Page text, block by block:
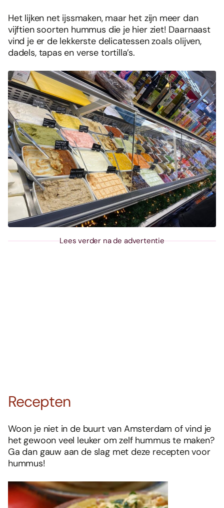
Het lijken net ijssmaken, maar het zijn meer dan
vijftien soorten hummus die je hier ziet! Daarnaast
vind je er de lekkerste delicatessen zoals olijven,
dadels, tapas en verse tortilla’s.
Lees verder na de advertentie
Recepten
Woon je niet in de buurt van Amsterdam of vind je
het gewoon veel leuker om zelf hummus te maken?
Ga dan gauw aan de slag met deze recepten voor
hummus!